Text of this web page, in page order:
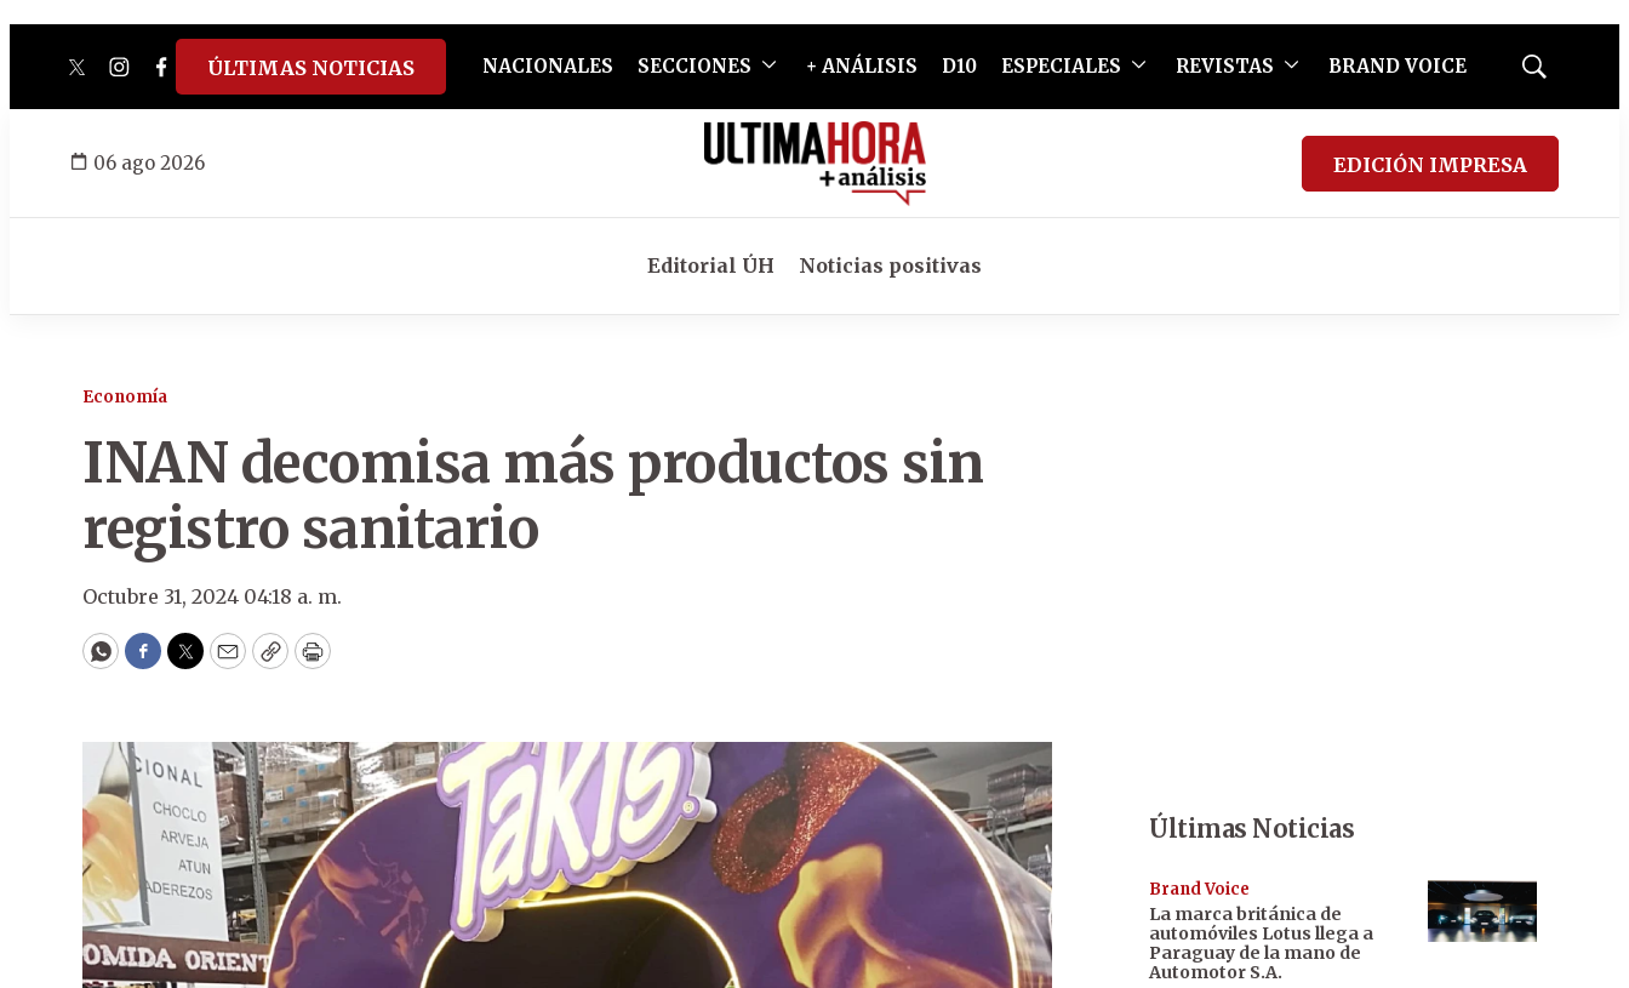
twitterinstagram
facebook
tiktokyoutube
spotify
ÚLTIMAS NOTICIAS NACIONALES SECCIONES + ANÁLISIS D10 ESPECIALES REVISTAS BRAND VOICE
Mostrar
06 ago 2026 EDICIÓN IMPRESA
Editorial ÚH Noticias positivas
Economía
INAN decomisa más productos sin
registro sanitario
Octubre 31, 2024 04:18 a. m.
WhatsApp
Facebook
Twitter
EmailCopyPrint
Últimas Noticias
Brand Voice
La marca británica de
automóviles Lotus llega a
Paraguay de la mano de
Automotor S.A.